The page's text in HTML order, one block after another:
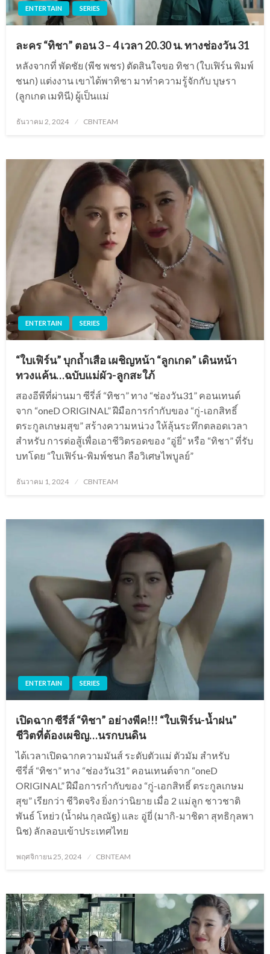
ENTERTAIN SERIES
ละคร “ทิชา” ตอน 3 – 4 เวลา 20.30 น. ทางช่องวัน 31
หลังจากที่ พัดชัย (พีช พชร) ตัดสินใจขอ ทิชา (ใบเฟิร์น พิมพ์
ชนก) แต่งงาน เขาได้พาทิชา มาทำความรู้จักกับ บุษรา
(ลูกเกด เมทินี) ผู้เป็นแม่
Posted
ธันวาคม 2, 2024 CBNTEAM
ENTERTAIN SERIES
“ใบเฟิร์น” บุกถ้ำเสือ เผชิญหน้า “ลูกเกด” เดินหน้า
ทวงแค้น…ฉบับแม่ผัว-ลูกสะใภ้
สองอีพีที่ผ่านมา ซีรี่ส์ “ทิชา” ทาง “ช่องวัน31” คอนเทนต์
จาก “oneD ORIGINAL” ฝีมือการกำกับของ “กู่-เอกสิทธิ์
ตระกูลเกษมสุข” สร้างความหน่วง ให้ลุ้นระทึกตลอดเวลา
สำหรับ การต่อสู้เพื่อเอาชีวิตรอดของ “อู่ยี่” หรือ “ทิชา” ที่รับ
บทโดย “ใบเฟิร์น-พิมพ์ชนก ลือวิเศษไพบูลย์”
Posted
ธันวาคม 1, 2024 CBNTEAM
ENTERTAIN SERIES
เปิดฉาก ซีรีส์ “ทิชา” อย่างพีค!!! “ใบเฟิร์น-น้ำฝน”
ชีวิตที่ต้องเผชิญ…นรกบนดิน
ได้เวลาเปิดฉากความมันส์ ระดับตัวแม่ ตัวมัม สำหรับ
ซีรี่ส์ “ทิชา” ทาง “ช่องวัน31” คอนเทนต์จาก “oneD
ORIGINAL” ฝีมือการกำกับของ “กู่-เอกสิทธิ์ ตระกูลเกษม
สุข” เรียกว่า ชีวิตจริง ยิ่งกว่านิยาย เมื่อ 2 แม่ลูก ชาวชาติ
พันธ์ โหย่ว (น้ำฝน กุลณัฐ) และ อู่ยี่ (มากิ-มาชิดา สุทธิกุลพา
นิช) ลักลอบเข้าประเทศไทย
Posted
พฤศจิกายน 25, 2024 CBNTEAM